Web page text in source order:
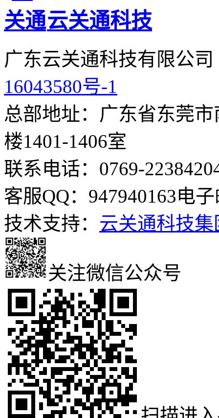
云关通科技
广东云关通科技有限公
16043580号-1
总部地址：广东省东莞
楼1401-1406室
联系电话：0769-
客服QQ：947940163电子
技术支持： 云关通科技集
关注微信公众号